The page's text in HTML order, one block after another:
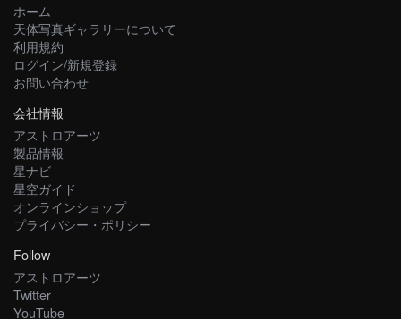
ホーム
天体写真ギャラリーについて
利用規約
ログイン/新規登録
お問い合わせ
会社情報
アストロアーツ
製品情報
星ナビ
星空ガイド
オンラインショップ
プライバシー・ポリシー
Follow
アストロアーツ
Twitter
YouTube